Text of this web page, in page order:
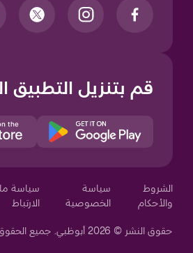
قم بتنزيل التطبيق
الشروط
والأحكام
سياسة
الخصوصية
سياسة
الارتباط
حقوق النشر © 2026 أبوظبي. جميع الحقوق محفوظة.